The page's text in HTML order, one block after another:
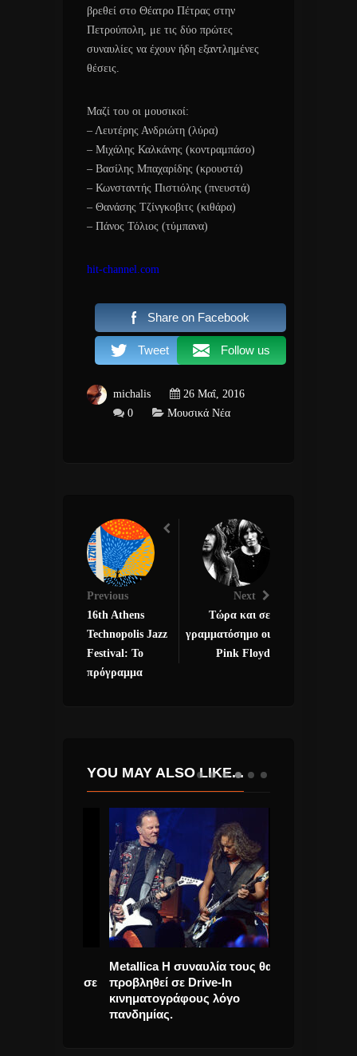
βρεθεί στο Θέατρο Πέτρας στην
Πετρούπολη, με τις δύο πρώτες
συναυλίες να έχουν ήδη εξαντλημένες
θέσεις.
Μαζί του οι μουσικοί:
– Λευτέρης Ανδριώτη (λύρα)
– Μιχάλης Καλκάνης (κοντραμπάσο)
– Βασίλης Μπαχαρίδης (κρουστά)
– Κωνσταντής Πιστιόλης (πνευστά)
– Θανάσης Τζίνγκοβιτς (κιθάρα)
– Πάνος Τόλιος (τύμπανα)
hit-channel.com
Share on Facebook
Tweet Follow us
michalis
26 Μαΐ, 2016
0
Μουσικά Νέα
Previous
16th Athens
Technopolis Jazz
Festival: Το
πρόγραμμα
Next
Τώρα και σε
γραμματόσημο οι
Pink Floyd
YOU MAY ALSO LIKE...
Metallica Η συναυλία τους θα
προβληθεί σε Drive-In
κινηματογράφους λόγο
πανδημίας.